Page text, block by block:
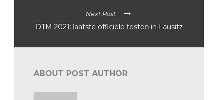
Next Post
DTM 2021: laatste officiële testen in Lausitz
ABOUT POST AUTHOR